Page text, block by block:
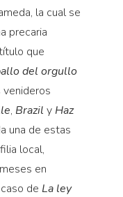
la cual se
precaria
que
del orgullo
venideros
, Brazil y Haz
una de estas
local,
en
de La ley